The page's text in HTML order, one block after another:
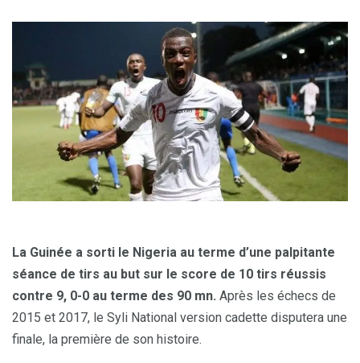
La Guinée a sorti le Nigeria au terme d’une palpitante
séance de tirs au but sur le score de 10 tirs réussis
contre 9, 0-0 au terme des 90 mn. Après les échecs de
2015 et 2017, le Syli National version cadette disputera une
finale, la première de son histoire.